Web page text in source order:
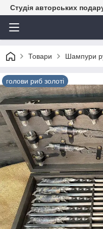
Студія авторських
Товари Шампури
голови риб золоті